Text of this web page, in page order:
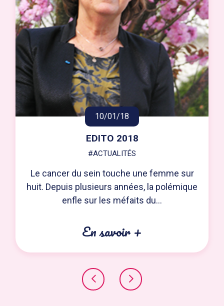
10/01/18
EDITO 2018
#ACTUALITÉS
Le cancer du sein touche une femme sur
huit. Depuis plusieurs années, la polémique
enfle sur les méfaits du...
En savoir +